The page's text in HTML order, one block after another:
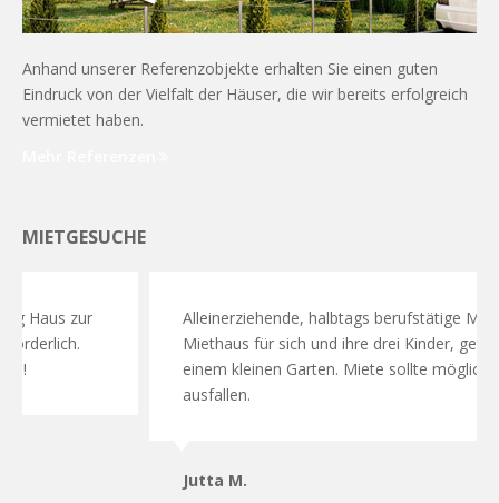
Anhand unserer Referenzobjekte erhalten Sie einen guten
Eindruck von der Vielfalt der Häuser, die wir bereits erfolgreich
vermietet haben.
MIETGESUCHE
Alleinerziehende, halbtags berufstätige Mutter sucht
Miethaus für sich und ihre drei Kinder, gerne mit
einem kleinen Garten. Miete sollte möglichst gering